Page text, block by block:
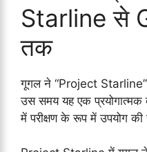
Starline से
तक
गूगल ने “Project
उस समय यह एक प्रयोगात्मक
में परीक्षण के रूप में उपयोग की